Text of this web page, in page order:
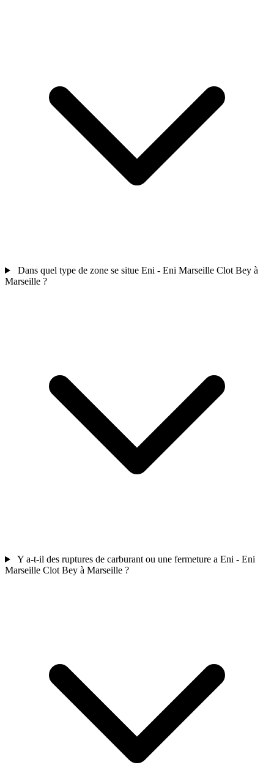
Dans quel type de zone se situe Eni - Eni Marseille Clot Bey à
Marseille ?
Y a-t-il des ruptures de carburant ou une fermeture a Eni - Eni
Marseille Clot Bey à Marseille ?